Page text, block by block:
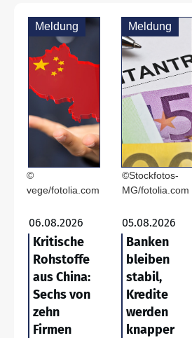
Meldung
©
vege/fotolia.com
06.08.2026
Kritische
Rohstoffe
aus China:
Sechs von
zehn
Firmen
Meldung
©Stockfotos-
MG/fotolia.com
05.08.2026
Banken
bleiben
stabil,
Kredite
werden
knapper